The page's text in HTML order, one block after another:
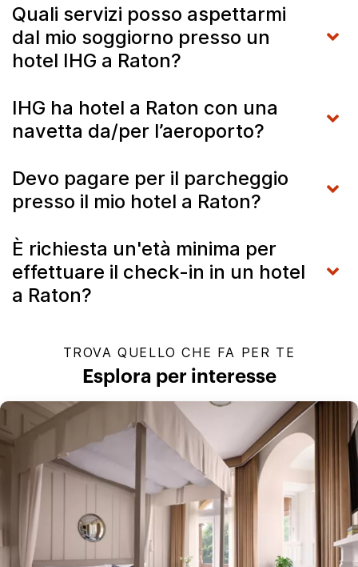
Quali servizi posso aspettarmi
dal mio soggiorno presso un
hotel IHG a Raton?
IHG ha hotel a Raton con una
navetta da/per l’aeroporto?
Devo pagare per il parcheggio
presso il mio hotel a Raton?
È richiesta un'età minima per
effettuare il check-in in un hotel
a Raton?
TROVA QUELLO CHE FA PER TE
Esplora per interesse